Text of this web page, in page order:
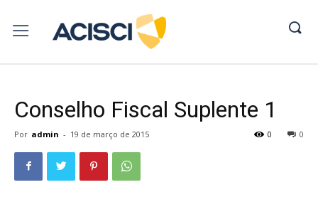
Conselho Fiscal Suplente 1
Por admin - 19 de março de 2015 0
0